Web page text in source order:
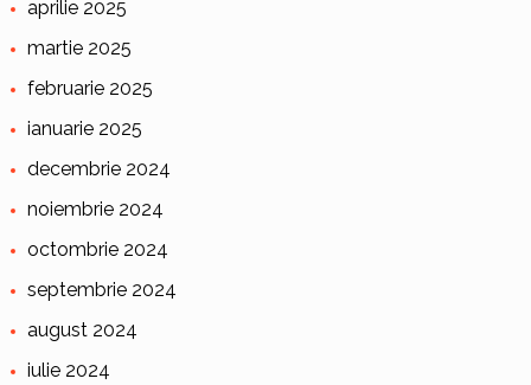
aprilie 2025
martie 2025
februarie 2025
ianuarie 2025
decembrie 2024
noiembrie 2024
octombrie 2024
septembrie 2024
august 2024
iulie 2024